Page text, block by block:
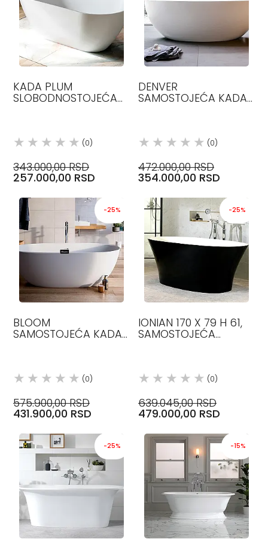
KADA PLUM
SLOBODNOSTOJEĆA
(0)
343.000,00 RSD
257.000,00 RSD
DENVER
SAMOSTOJEĆA KADA
(0)
472.000,00 RSD
354.000,00 RSD
-25%
BLOOM
SAMOSTOJEĆA KADA
(0)
575.900,00 RSD
431.900,00 RSD
-25%
IONIAN 170 X 79 H 61,
SAMOSTOJEĆA
(0)
639.045,00 RSD
479.000,00 RSD
-25% -15%